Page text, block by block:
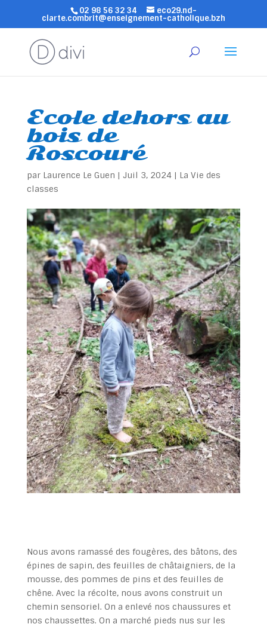
02 98 56 32 34 eco29.nd-
clarte.combrit@enseignement-catholique.bzh
Ecole dehors au
bois de
Roscouré
par Laurence Le Guen | Juil 3, 2024| La Vie des
classes
Nous avons ramassé des fougères, des bâtons, des
épines de sapin, des feuilles de châtaigniers, de la
mousse, des pommes de pins et des feuilles de
chêne. Avec la récolte, nous avons construit un
chemin sensoriel. On a enlevé nos chaussures et
nos chaussettes. On a marché pieds nus sur les